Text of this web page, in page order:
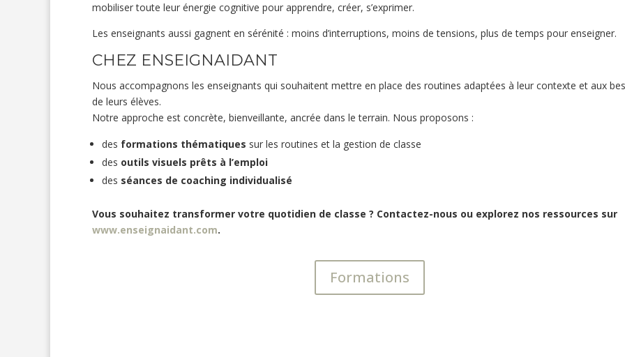
mobiliser toute leur énergie cognitive pour apprendre, créer, s’exprimer.
Les enseignants aussi gagnent en sérénité : moins d’interruptions, moins de tensions, plus de temps pour enseigner.
CHEZ ENSEIGNAIDANT
Nous accompagnons les enseignants qui souhaitent mettre en place des routines adaptées à leur contexte et aux
de leurs élèves.
Notre approche est concrète, bienveillante, ancrée dans le terrain. Nous proposons :
des formations thématiques sur les routines et la gestion de classe
des outils visuels prêts à l’emploi
des séances de coaching individualisé
Vous souhaitez transformer votre quotidien de classe ? Contactez-nous ou explorez nos ressources sur
www.enseignaidant.com.
Formations